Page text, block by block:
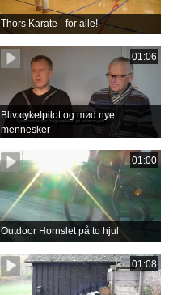
Thors Karate - for alle!
01:06
Bliv cykelpilot og mød nye
mennesker
01:00
Outdoor Hornslet på to hjul
01:08